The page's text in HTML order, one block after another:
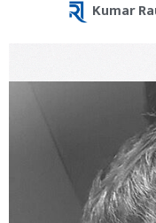
Kumar